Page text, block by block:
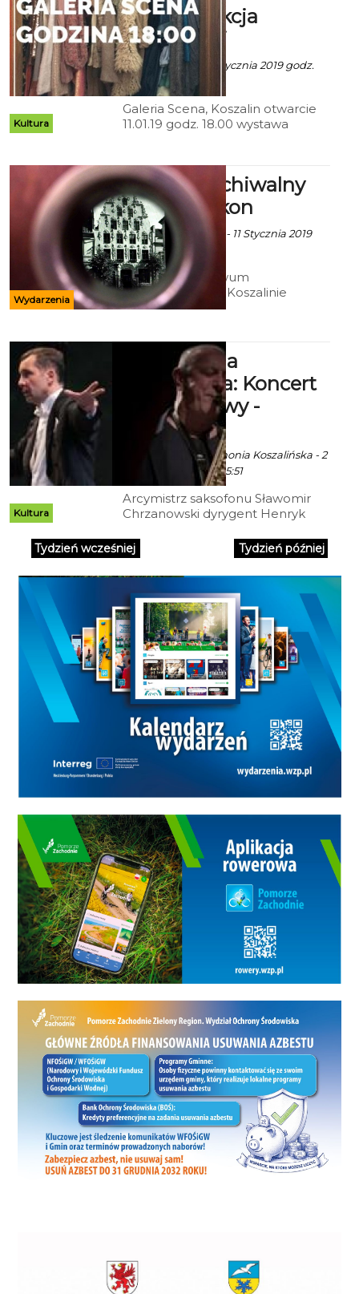
Kultura
Rekonstrukcja
przestrzeni
Ala za mat. inf. - 2 Stycznia 2019 godz.
23:09
Galeria Scena, Koszalin otwarcie
11.01.19 godz. 18.00 wystawa
Wydarzenia
Co kryje archiwalny
fotoplastykon
Ekoszalin z mat. inf. - 11 Stycznia 2019
godz. 11:22
W imieniu Archiwum
Państwowego w Koszalinie
serdecznie zapraszam do udziału
stycznia 2019 r. o godz. 17.00.
Kultura
Filharmonia
Koszalińska: Koncert
karnawałowy -
odwołany
ekoszalin za Filharmonia Koszalińska - 2
Stycznia 2019 godz. 5:51
Arcymistrz saksofonu Sławomir
Chrzanowski dyrygent Henryk
Filharmonii Koszalińskiej
Tydzień wcześniej Tydzień później